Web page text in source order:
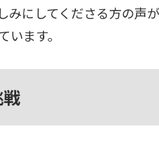
にしてくださる方の声
ます。